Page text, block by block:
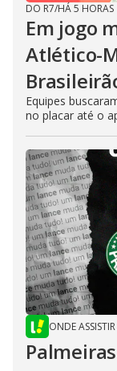
DO R7/HÁ 5 HORAS
Em jogo
Atlético-
Equipes
no placar até o
ONDE ASSISTIR